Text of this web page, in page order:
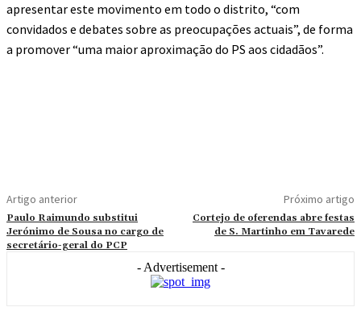
apresentar este movimento em todo o distrito, “com
convidados e debates sobre as preocupações actuais”, de forma
a promover “uma maior aproximação do PS aos cidadãos”.
Artigo anterior
Paulo Raimundo substitui
Jerónimo de Sousa no cargo de
secretário-geral do PCP
Próximo artigo
Cortejo de oferendas abre festas
de S. Martinho em Tavarede
- Advertisement -